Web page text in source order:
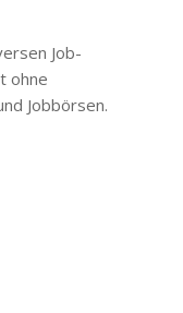
Job-
ohne
Jobbörsen.